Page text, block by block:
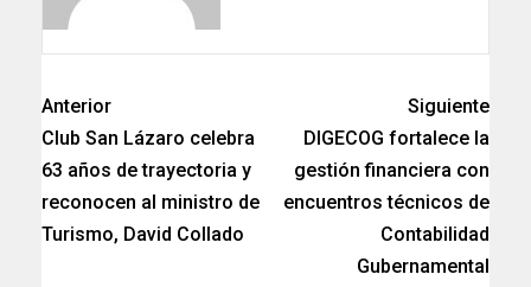
Anterior
Club San Lázaro celebra
63 años de trayectoria y
reconocen al ministro de
Turismo, David Collado
Siguiente
DIGECOG fortalece la
gestión financiera con
encuentros técnicos de
Contabilidad
Gubernamental